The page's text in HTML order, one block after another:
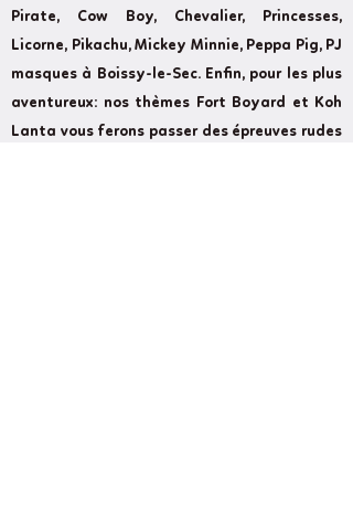
Pirate, Cow Boy, Chevalier, Princesses,
Licorne, Pikachu, Mickey Minnie, Peppa Pig, PJ
masques à Boissy-le-Sec. Enfin, pour les plus
aventureux: nos thèmes Fort Boyard et Koh
Lanta vous ferons passer des épreuves rudes